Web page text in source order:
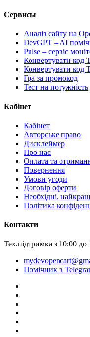
Сервисы
Аналіз сайту на
DevGPT – AI
Pulse – сервіс
Конвертувати код
Конвертувати код
Гра за промокод
Тест на потужність
Кабінет
Кабінет
Авторське право
Дисклеймер
Про нас
Оплата та
Повернення
Умови угоди
Договір оферти
Необхідні,
Політика
Контакти
Тех.підтримка з 10:00 до
Помічник в